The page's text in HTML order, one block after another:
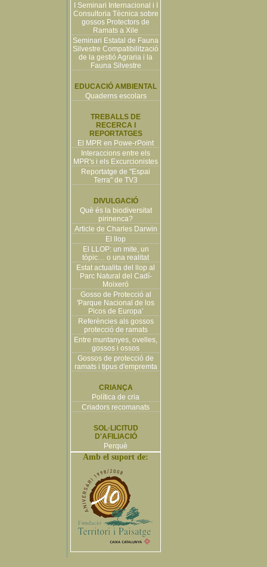
I Seminari Internacional i I
Consultoria Tècnica sobre
gossos Protectors de
Ramats a Xile
Seminari Estatal de Fauna
Silvestre Compatibilització
de la gestió Agraria i la
Fauna Silvestre
EDUCACIÓ AMBIENTAL
Quaderns escolars
TREBALLS DE
RECERCA I
REPORTATGES
El MPR en Powe-rPoint
Interaccions entre els
MPR's i els Excurcionistes
Reportatge de "Espai
Terra" de TV3
DIVULGACIÓ
Què és la biodiversitat
pirinenca?
Article de Charles Darwin
El llop
El LLOP: un mite, un
tòpic… o una realitat
Estat actualita del llop al
Parc Natural del Cadí-
Moixeró
Gosso de Protecció al
'Parque Nacional de los
Picos de Europa'
Referències als gossos
protecció de ramats
Entre muntanyes, ovelles,
gossos i ossos
Gossos de protecció de
ramats i tipus d'empremta
CRIANÇA
Política de cria
Criadors recomanats
SOL·LICITUD
D'AFILIACIÓ
Perquè
Amb el suport de: